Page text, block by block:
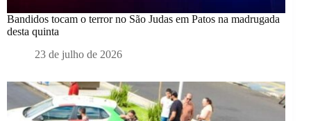
Bandidos tocam o terror no São Judas em Patos na madrugada
desta quinta
23 de julho de 2026